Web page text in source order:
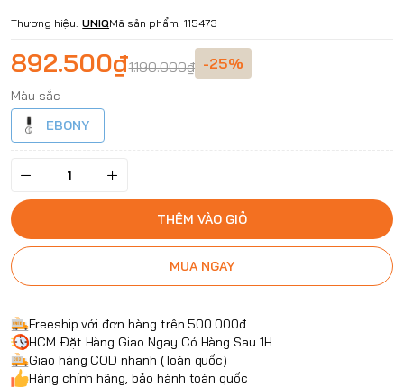
Thương hiệu: UNIQMã sản phẩm: 115473
892.500₫1.190.000₫ -25%
Màu sắc
EBONY
THÊM VÀO GIỎ
MUA NGAY
Freeship với đơn hàng trên 500.000đ
HCM Đặt Hàng Giao Ngay Có Hàng Sau 1H
Giao hàng COD nhanh (Toàn quốc)
Hàng chính hãng, bảo hành toàn quốc